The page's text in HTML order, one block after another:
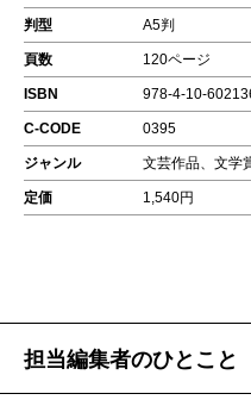
判型 A5判
頁数 120ページ
ISBN 978-4-10-
C-CODE 0395
ジャンル 文芸作品、文学
定価 1,540円
担当編集者のひとこと